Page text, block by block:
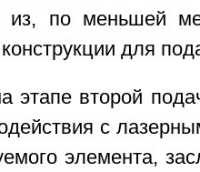
из, по меньшей
для
этапе второй
с
элемента,